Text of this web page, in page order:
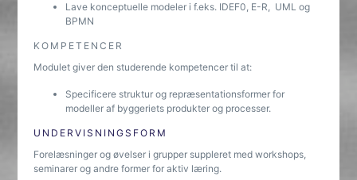
Lave konceptuelle modeler i f.eks. IDEF0, E-R, UML og
BPMN
KOMPETENCER
Modulet giver den studerende kompetencer til at:
Specificere struktur og repræsentationsformer for
modeller af byggeriets produkter og processer.
UNDERVISNINGSFORM
Forelæsninger og øvelser i grupper suppleret med workshops,
seminarer og andre former for aktiv læring.